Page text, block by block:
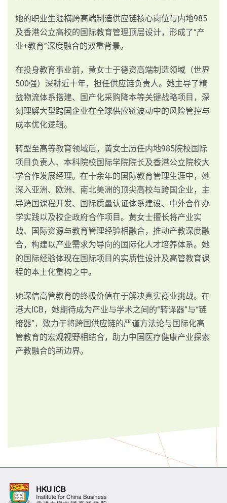
她的职业生涯横跨高端制造供应链核心岗位与内地985
及香港公立高校的国际教育管理顶层设计，形成了“产
业+教育”深度融合的双重背景。
在投身教育事业前，黄女士于德资高端制造领域（世界
500强）深耕近十年，担任供应链负责人。她主导了精
益物流体系搭建、国产化采购降本等关键战略项目，深
刻理解大型跨国企业在全球供应链波动中的风险管控与
成本优化逻辑。
转型至高等教育领域后，黄女士历任内地985院校国际
项目负责人、本科院校国际学院院长及香港公立院校大
学合作发展经理。在十余年的国际教育管理生涯中，她
深入亚洲、欧洲、南北美洲的顶尖高校与跨国企业，主
导跨国课程开发、国际质量认证体系建设、中外合作办
学实践以及校企政府合作项目。黄女士擅长将产业实
战、国际资源与教育管理经验相融合，推动产教深度融
合，构建以产业需求为导向的国际化人才培养体系。她
的国际经验体现在国际项目的实质性设计及高管教育课
程的本土化重构之中。
她深信高管教育的终极价值在于解决真实商业挑战。在
港大ICB，她期待成为产业与学术之间的“转译器”与“链
接器”，致力于将跨国供应链的严谨方法论与国际化高
管教育的宏观视野相结合，助力中国医疗健康产业探索
产教融合的新边界。